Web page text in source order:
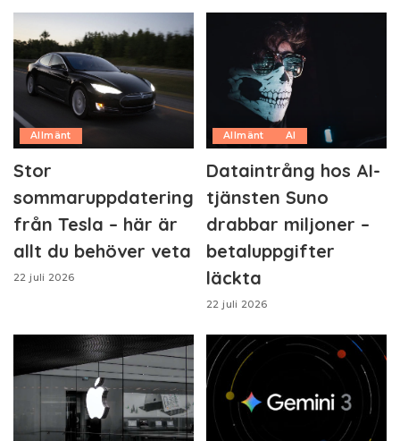
Allmänt
Stor
sommaruppdatering
från Tesla – här är
allt du behöver veta
22 juli 2026
Allmänt AI
Dataintrång hos AI-
tjänsten Suno
drabbar miljoner –
betaluppgifter
läckta
22 juli 2026